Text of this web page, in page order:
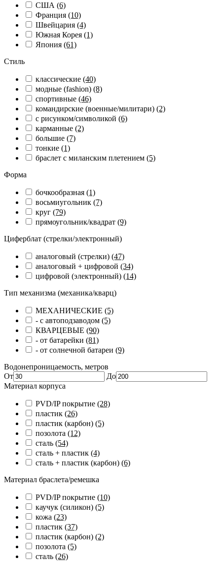
США (6)
Франция (10)
Швейцария (4)
Южная Корея (1)
Япония (61)
Стиль
классические (40)
модные (fashion) (8)
спортивные (46)
командирские (военные/милитари) (2)
с рисунком/символикой (6)
карманные (2)
большие (7)
тонкие (1)
браслет с миланским плетением (5)
Форма
бочкообразная (1)
восьмиугольник (7)
круг (79)
прямоугольник/квадрат (9)
Циферблат (стрелки/электронный)
аналоговый (стрелки) (47)
аналоговый + цифровой (34)
цифровой (электронный) (14)
Тип механизма (механика/кварц)
МЕХАНИЧЕСКИЕ (5)
- с автоподзаводом (5)
КВАРЦЕВЫЕ (90)
- от батарейки (81)
- от солнечной батареи (9)
Водонепроницаемость, метров
От
До
Материал корпуса
PVD/IP покрытие (28)
пластик (26)
пластик (карбон) (5)
позолота (12)
сталь (54)
сталь + пластик (4)
сталь + пластик (карбон) (6)
Материал браслета/ремешка
PVD/IP покрытие (10)
каучук (силикон) (5)
кожа (23)
пластик (37)
пластик (карбон) (2)
позолота (5)
сталь (26)